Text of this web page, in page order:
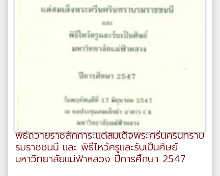
พิธีถวายราชสักการะแด่สมเด็จพระศรีนครินทราบ
รมราชชนนี และ พิธีไหว้ครูและรับเป็นศิษย์
มหาวิทยาลัยแม่ฟ้าหลวง ปีการศึกษา 2547